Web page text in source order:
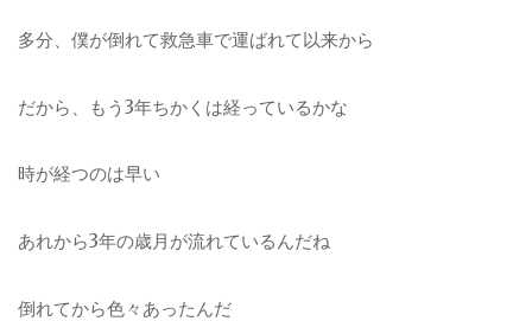
多分、僕が倒れて救急車で運ばれて以来から
だから、もう3年ちかくは経っているかな
時が経つのは早い
あれから3年の歳月が流れているんだね
倒れてから色々あったんだ